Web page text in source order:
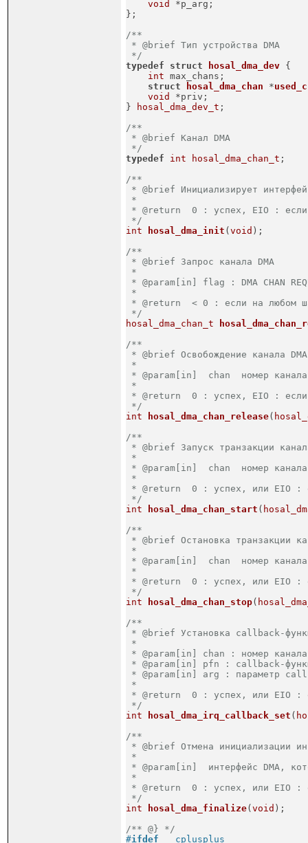
void
*p_arg;
};
/**
* @brief Тип устройства DMA
*/
typedef
struct hosal_dma_dev {
int max_chans;
struct
hosal_dma_chan *
void
*priv;
}
hosal_dma_dev_t ;
/**
* @brief Канал DMA
*/
typedef
int hosal_dma_chan_t ;
/**
* @brief Инициализирует
*
* @return  0 : успех, EIO : если
*/
int
hosal_dma_init ( void ) ;
/**
* @brief Запрос канала DMA
*
* @param[in] flag : DMA CHAN
*
* @return  < 0 : если на любом
*/
hosal_dma_chan_t
/**
* @brief Освобождение канала DMA
*
* @param[in]  chan  номер канала
*
* @return  0 : успех, EIO : если
*/
int
hosal_dma_chan_release(
/**
* @brief Запуск транзакции
*
* @param[in]  chan  номер канала
*
* @return  0 : успех, или EIO :
*/
int
hosal_dma_chan_start (
/**
* @brief Остановка транзакции
*
* @param[in]  chan  номер канала
*
* @return  0 : успех, или EIO :
*/
int
hosal_dma_chan_stop(
/**
* @brief Установка callback-
*
* @param[in] chan : номер канала
* @param[in] pfn : callback-
* @param[in] arg : параметр
*
* @return  0 : успех, или EIO :
*/
int
hosal_dma_irq_callback_set (
/**
* @brief Отмена инициализации
*
* @param[in]  интерфейс DMA,
*
* @return  0 : успех, или EIO :
*/
int
hosal_dma_finalize( void ) ;
/** @} */
#ifdef __cplusplus